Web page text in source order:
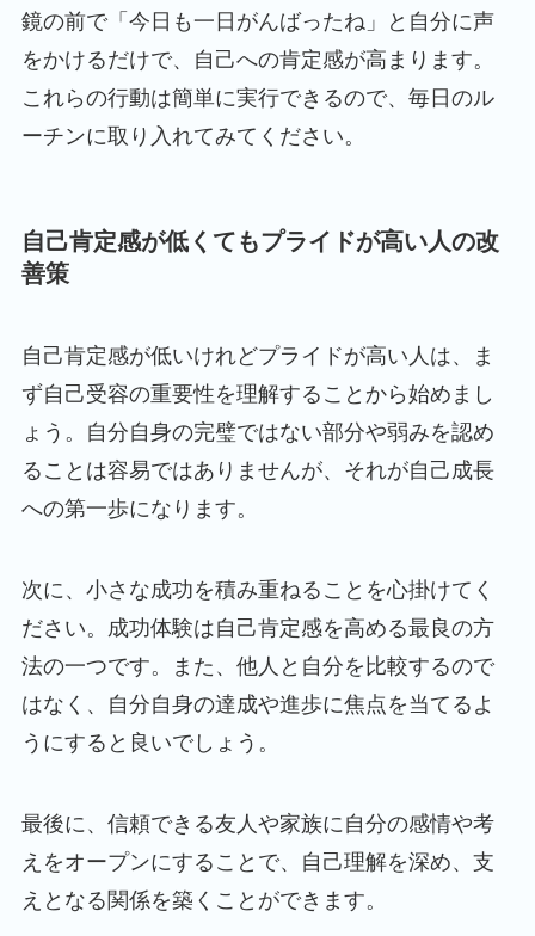
鏡の前で「今日も一日がんばったね」と自分に声
をかけるだけで、自己への肯定感が高まります。
これらの行動は簡単に実行できるので、毎日のル
ーチンに取り入れてみてください。
自己肯定感が低くてもプライドが高い人の改
善策
自己肯定感が低いけれどプライドが高い人は、ま
ず自己受容の重要性を理解することから始めまし
ょう。自分自身の完璧ではない部分や弱みを認め
ることは容易ではありませんが、それが自己成長
への第一歩になります。
次に、小さな成功を積み重ねることを心掛けてく
ださい。成功体験は自己肯定感を高める最良の方
法の一つです。また、他人と自分を比較するので
はなく、自分自身の達成や進歩に焦点を当てるよ
うにすると良いでしょう。
最後に、信頼できる友人や家族に自分の感情や考
えをオープンにすることで、自己理解を深め、支
えとなる関係を築くことができます。